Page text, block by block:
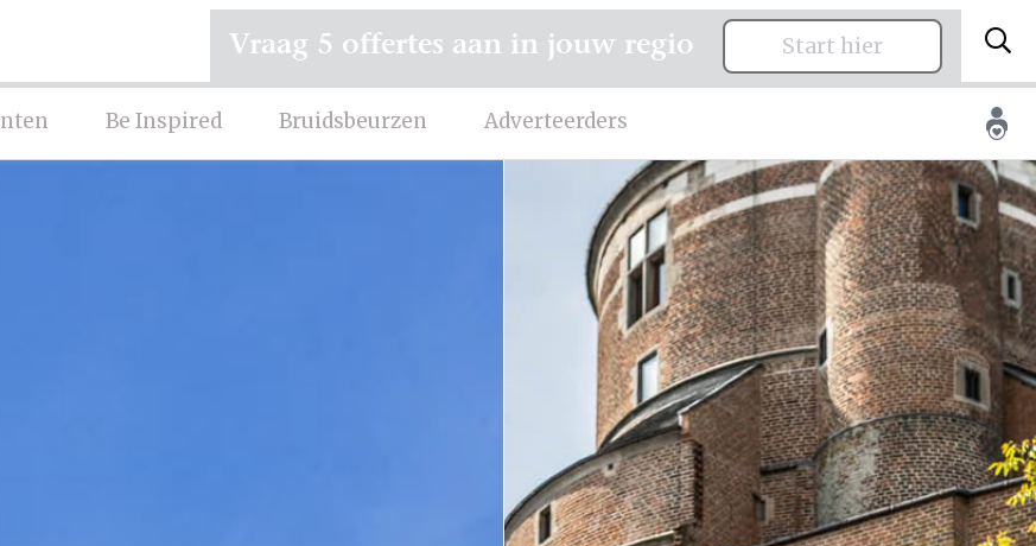
Be Inspired Bruidsbeurzen Adverteerders
Vraag 5 offertes aan in jouw regio Start hier